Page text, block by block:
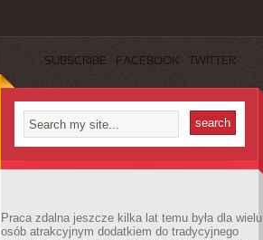
SUBSCRIBE FACEBOOK TWITTER
Praca zdalna jeszcze kilka lat temu była dla wielu
osób atrakcyjnym dodatkiem do tradycyjnego